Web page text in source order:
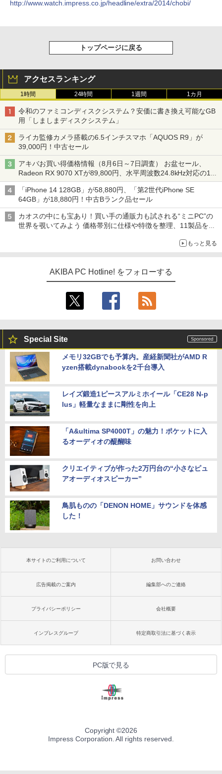
http://www.watch.impress.co.jp/headline/extra/2014/chobi/
トップページに戻る
アクセスランキング
1時間 24時間 1週間 1カ月
令和のファミコンディスクシステム？安価に書き換え可能なGB
用「しましまディスクシステム」
ライカ監修カメラ搭載の6.5インチスマホ「AQUOS R9」が
39,000円！中古セール
アキバお買い得価格情報（8月6日～7日調査） お盆セール、
Radeon RX 9070 XTが89,800円、水平周波数24.8kHz対応の17
型モニターが9,801円、暑さ指数連動セール ほか
「iPhone 14 128GB」が58,880円、「第2世代iPhone SE
64GB」が18,880円！中古Bランク品セール
カオスの中にも宝あり！買い手の通販力も試される“ミニPC”の
世界を覗いてみよう 価格帯別に仕様や特徴を整理、11製品をピ
もっと見る
AKIBA PC Hotline! をフォローする
Special Site
メモリ32GBでも予算内。産経新聞社がAMD R
yzen搭載dynabookを2千台導入
レイズ鍛造1ピースアルミホイール「CE28 N-p
lus」軽量なままに剛性を向上
「A&ultima SP4000T」の魅力！ポケットに入
るオーディオの醍醐味
クリエイティブが作った2万円台の“小さなピュ
アオーディオスピーカー”
鳥肌ものの「DENON HOME」サウンドを体感
した！
本サイトのご利用について お問い合わせ
広告掲載のご案内 編集部へのご連絡
プライバシーポリシー 会社概要
インプレスグループ 特定商取引法に基づく表示
PC版で見る
Copyright ©2026
Impress Corporation. All rights reserved.